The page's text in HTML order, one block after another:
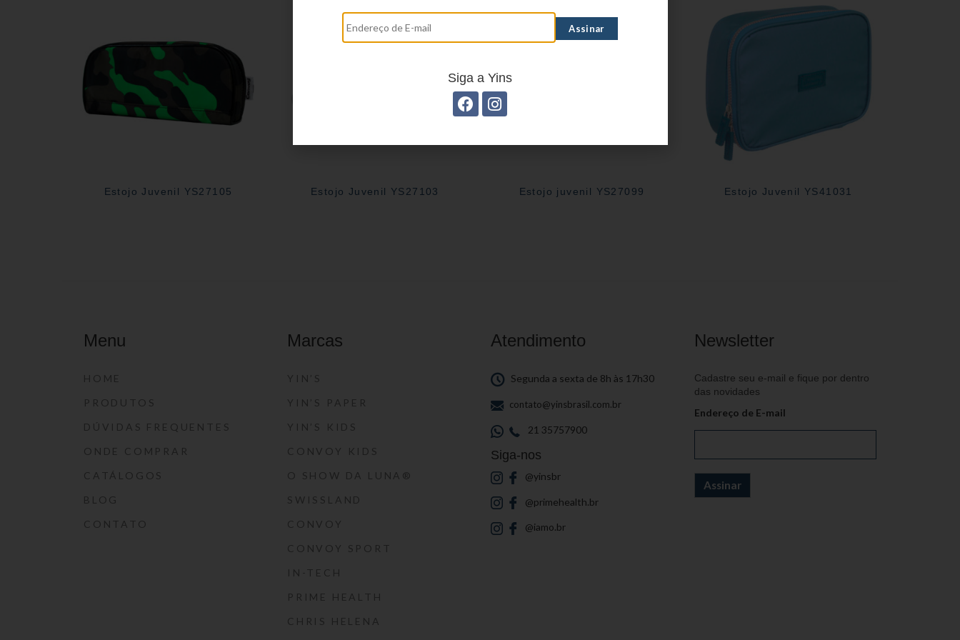
Estojo Juvenil YS27105 Estojo Juvenil YS27103 Estojo juvenil YS27099 Estojo Juvenil YS41031
Menu
HOME
PRODUTOS
DÚVIDAS FREQUENTES
ONDE COMPRAR
CATÁLOGOS
BLOG
CONTATO
Marcas
YIN’S
YIN’S PAPER
YIN’S KIDS
CONVOY KIDS
O SHOW DA LUNA®
SWISSLAND
CONVOY
CONVOY SPORT
IN-TECH
PRIME HEALTH
CHRIS HELENA
Atendimento
Segunda a sexta de 8h às 17h30
contato@yinsbrasil.com.br
21 35757900
Siga-nos
@yinsbr
@primehealth.br
@iamo.br
Newsletter
Cadastre seu e-mail e fique por dentro
das novidades
Endereço de E-mail
Siga a Yins